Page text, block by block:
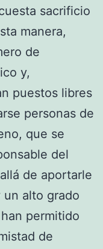
sacrificio
manera,
de
y,
puestos libres
personas de
que se
del
de aportarle
alto grado
permitido
de